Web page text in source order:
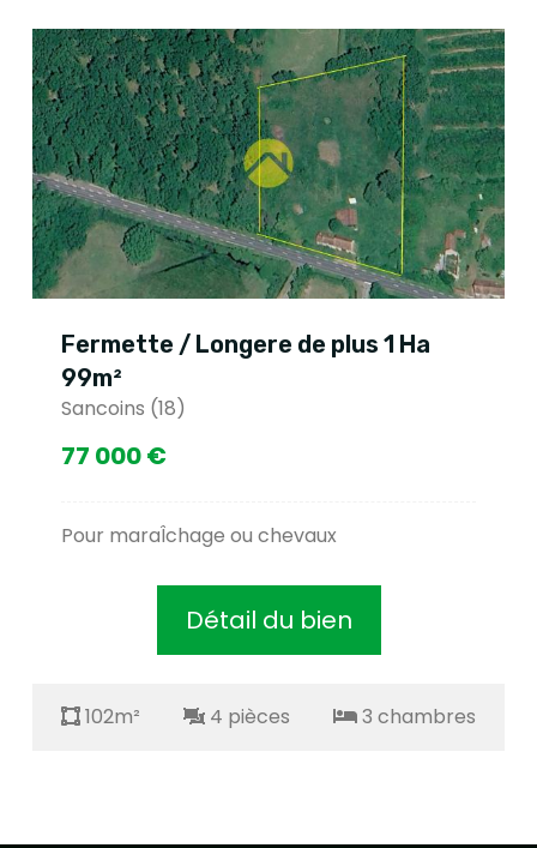
Fermette / Longere de plus 1 Ha
99m²
Sancoins (18)
77 000 €
Pour maraÎchage ou chevaux
Détail du bien
102m² 4 pièces 3 chambres